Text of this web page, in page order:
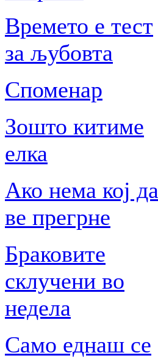
Времето е тест
за љубовта
Споменар
Зошто китиме
елка
Ако нема кој да
ве прегрне
Браковите
склучени во
недела
Само еднаш се